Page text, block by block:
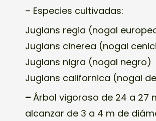
– Especies cultivadas:
Juglans regia (nogal
Juglans cinerea (nogal
Juglans nigra (nogal negro)
Juglans californica (nogal
– Árbol vigoroso de 24 a 27
alcanzar de 3 a 4 m de